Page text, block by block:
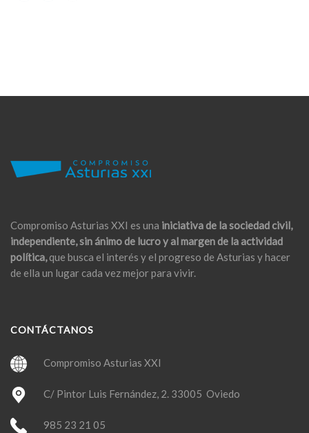
Compromiso Asturias XXI es una iniciativa de la sociedad civil,
independiente, sin ánimo de lucro y al margen de la actividad
política,que busca el interés y el progreso de Asturias y hacer
de ella un lugar cada vez mejor para vivir.
CONTÁCTANOS
Compromiso Asturias XXI
C/ Pintor Luis Fernández, 2. 33005 Oviedo
985 23 21 05